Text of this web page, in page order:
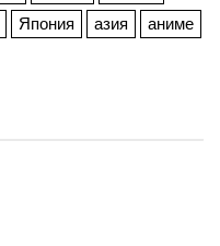
Япония азия
аниме